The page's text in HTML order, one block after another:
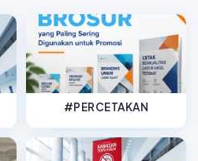
#PERCETAKAN